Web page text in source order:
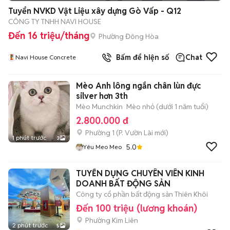
Tuyển NVKD Vật Liệu xây dựng Gò Vấp - Q12
CÔNG TY TNHH NAVI HOUSE
Đến 16 triệu/tháng Phường Đông Hòa
Navi House Concrete Bấm để hiện số Chat
1 phút trước 3
Mèo Anh lông ngắn chân lùn đực
silver hơn 3th
Mèo Munchkin Mèo nhỏ (dưới 1 năm tuổi)
2.800.000 đ
Phường 1 (P. Vườn Lài mới)
Yêu Meo Meo 5.0
2 phút trước 5
TUYỂN DỤNG CHUYÊN VIÊN KINH
DOANH BẤT ĐỘNG SẢN
Công ty cổ phần bất động sản Thiên Khôi
Đến 100 triệu (lương khoán)
Phường Kim Liên